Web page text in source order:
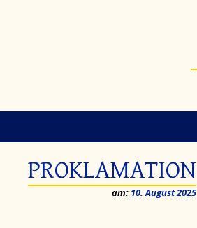
PROKLAMATION
am: 10. August 2025